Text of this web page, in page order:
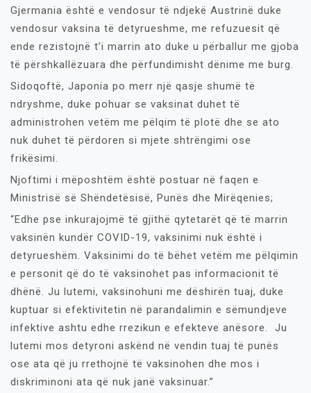
Gjermania është e vendosur të ndjekë Austrinë duke
vendosur vaksina të detyrueshme, me refuzuesit që
ende rezistojnë t’i marrin ato duke u përballur me gjoba
të përshkallëzuara dhe përfundimisht dënime me burg.
Sidoqoftë, Japonia po merr një qasje shumë të
ndryshme, duke pohuar se vaksinat duhet të
administrohen vetëm me pëlqim të plotë dhe se ato
nuk duhet të përdoren si mjete shtrëngimi ose
frikësimi.
Njoftimi i mëposhtëm është postuar në faqen e
Ministrisë së Shëndetësisë, Punës dhe Mirëqenies;
“Edhe pse inkurajojmë të gjithë qytetarët që të marrin
vaksinën kundër COVID-19, vaksinimi nuk është i
detyrueshëm. Vaksinimi do të bëhet vetëm me pëlqimin
e personit që do të vaksinohet pas informacionit të
dhënë. Ju lutemi, vaksinohuni me dëshirën tuaj, duke
kuptuar si efektivitetin në parandalimin e sëmundjeve
infektive ashtu edhe rrezikun e efekteve anësore. Ju
lutemi mos detyroni askënd në vendin tuaj të punës
ose ata që ju rrethojnë të vaksinohen dhe mos i
diskriminoni ata që nuk janë vaksinuar.”